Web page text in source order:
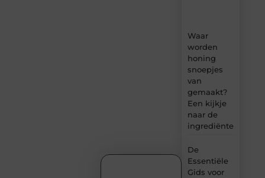
Waar
worden
honing
snoepjes
van
gemaakt?
Een kijkje
naar de
ingrediënten
De
Essentiële
Gids voor